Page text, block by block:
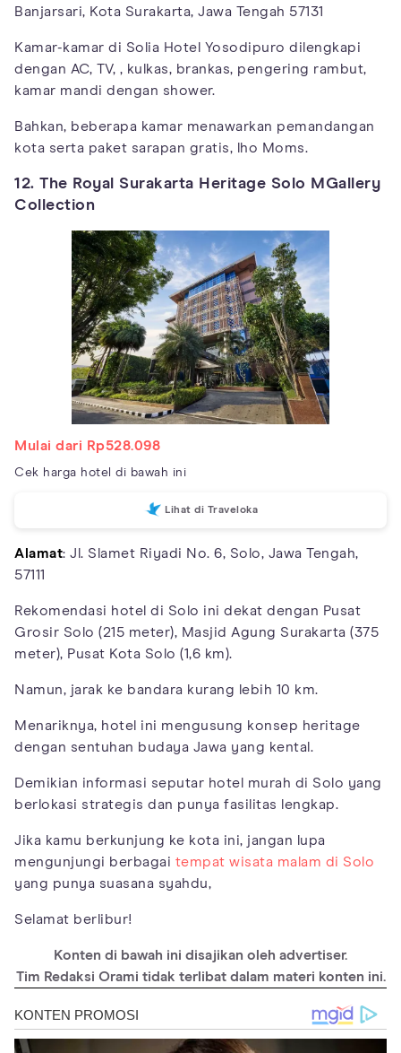
Banjarsari, Kota Surakarta, Jawa Tengah 57131
Kamar-kamar di Solia Hotel Yosodipuro dilengkapi
dengan AC, TV, , kulkas, brankas, pengering rambut,
kamar mandi dengan shower.
Bahkan, beberapa kamar menawarkan pemandangan
kota serta paket sarapan gratis, lho Moms.
12. The Royal Surakarta Heritage Solo MGallery
Collection
Mulai dari Rp528.098
Cek harga hotel di bawah ini
Lihat di Traveloka
Alamat: Jl. Slamet Riyadi No. 6, Solo, Jawa Tengah,
57111
Rekomendasi hotel di Solo ini dekat dengan Pusat
Grosir Solo (215 meter), Masjid Agung Surakarta (375
meter), Pusat Kota Solo (1,6 km).
Namun, jarak ke bandara kurang lebih 10 km.
Menariknya, hotel ini mengusung konsep heritage
dengan sentuhan budaya Jawa yang kental.
Demikian informasi seputar hotel murah di Solo yang
berlokasi strategis dan punya fasilitas lengkap.
Jika kamu berkunjung ke kota ini, jangan lupa
mengunjungi berbagai tempat wisata malam di Solo
yang punya suasana syahdu,
Selamat berlibur!
Konten di bawah ini disajikan oleh advertiser.
Tim Redaksi Orami tidak terlibat dalam materi konten ini.